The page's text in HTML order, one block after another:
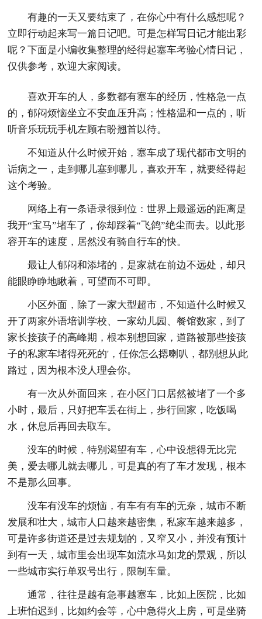
有趣的一天又要结束了，在你心中有什么感想呢？
立即行动起来写一篇日记吧。可是怎样写日记才能出彩
呢？下面是小编收集整理的经得起塞车考验心情日记，
仅供参考，欢迎大家阅读。
喜欢开车的人，多数都有塞车的经历，性格急一点
的，郁闷烦恼坐立不安血压升高；性格温和一点的，听
听音乐玩玩手机左顾右盼翘首以待。
不知道从什么时候开始，塞车成了现代都市文明的
诟病之一，走到哪儿塞到哪儿，喜欢开车，就要经得起
这个考验。
网络上有一条语录很到位：世界上最遥远的距离是
我开“宝马”堵车了，你却踩着“飞鸽”绝尘而去。以此形
容开车的速度，居然没有骑自行车的快。
最让人郁闷和添堵的，是家就在前边不远处，却只
能眼睁睁地瞅着，可望而不可即。
小区外面，除了一家大型超市，不知道什么时候又
开了两家外语培训学校、一家幼儿园、餐馆数家，到了
家长接孩子的高峰期，根本别想回家，道路被那些接孩
子的私家车堵得死死的'，任你怎么摁喇叭，都别想从此
路过，因为根本没人理会你。
有一次从外面回来，在小区门口居然被堵了一个多
小时，最后，只好把车丢在街上，步行回家，吃饭喝
水，休息后再回去取车。
没车的时候，特别渴望有车，心中设想得无比完
美，爱去哪儿就去哪儿，可是真的有了车才发现，根本
不是那么回事。
没车有没车的烦恼，有车有有车的无奈，城市不断
发展和壮大，城市人口越来越密集，私家车越来越多，
可是许多街道还是过去规划的，又窄又小，并没有预计
到有一天，城市里会出现车如流水马如龙的景观，所以
一些城市实行单双号出行，限制车量。
通常，往往是越有急事越塞车，比如上医院，比如
上班怕迟到，比如约会等，心中急得火上房，可是坐骑